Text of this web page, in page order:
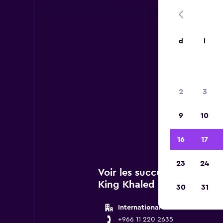
de
Voir les succursales Avis
King Khaled Intl
International
+966 11 220 2635
d
2 3
9 10
16 17
23 24
30 31